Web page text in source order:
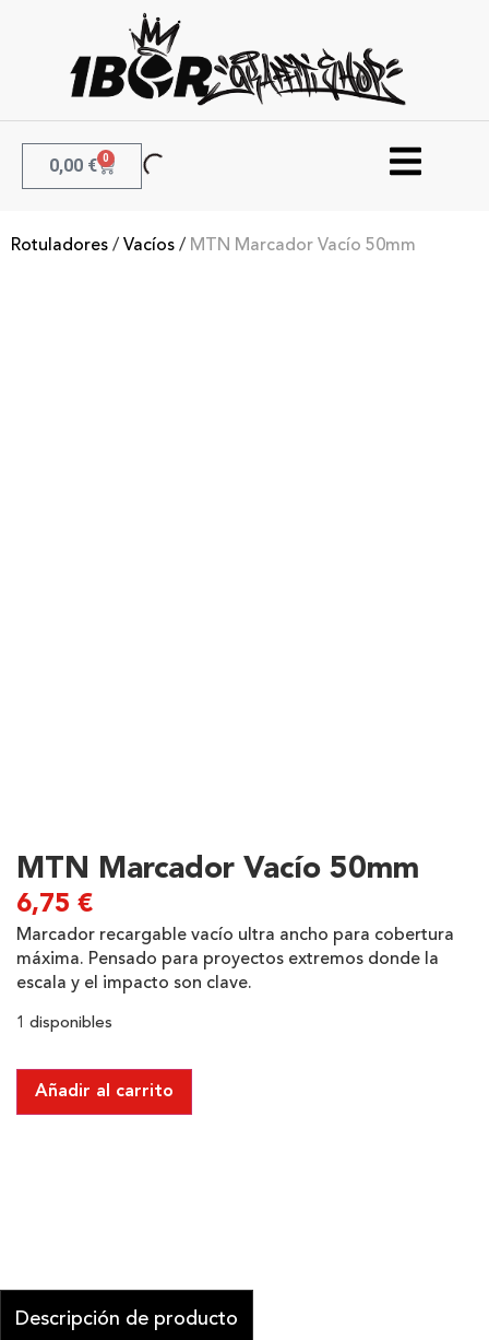
0,00 € 0
Rotuladores / Vacíos / MTN Marcador Vacío 50mm
MTN Marcador Vacío 50mm
6,75 €
Marcador recargable vacío ultra ancho para cobertura
máxima. Pensado para proyectos extremos donde la
escala y el impacto son clave.
1 disponibles
Añadir al carrito
Descripción de producto